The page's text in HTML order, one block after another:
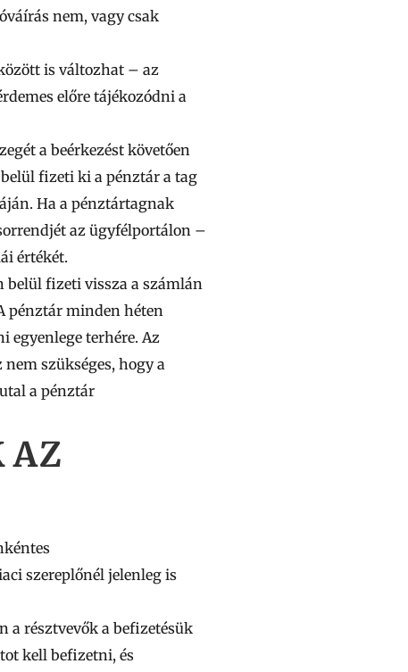
nem, vagy csak
is változhat – az
előre tájékozódni a
a beérkezést követően
fizeti ki a pénztár a tag
Ha a pénztártagnak
az ügyfélportálon –
értékét.
belül fizeti vissza a számlán
pénztár minden héten
egyenlege terhére. Az
szükséges, hogy a
a pénztár
AZ
szereplőnél jelenleg is
a résztvevők a befizetésük
kell befizetni, és